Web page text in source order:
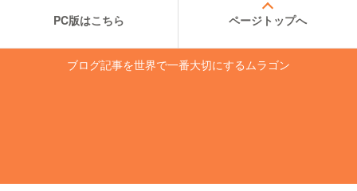
PC版はこちら ページトップへ
ブログ記事を世界で一番大切にするムラゴン